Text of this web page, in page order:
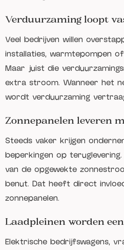
Verduurzaming loopt
Veel bedrijven willen
installaties, warmtepompen
Maar juist die
extra stroom. Wanneer het
wordt verduurzaming
Zonnepanelen leveren
Steeds vaker krijgen
beperkingen op
van de opgewekte
benut. Dat heeft direct
zonnepanelen.
Laadpleinen worden
Elektrische bedrijfswagens,